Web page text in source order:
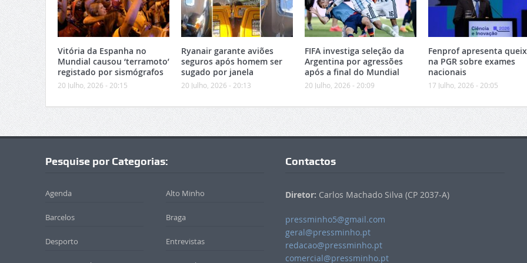
Vitória da Espanha no
Mundial causou ‘terramoto’
registado por sismógrafos
20 Julho, 2026 - 20:15
Ryanair garante aviões
seguros após homem ser
sugado por janela
20 Julho, 2026 - 20:13
FIFA investiga seleção da
Argentina por agressões
após a final do Mundial
20 Julho, 2026 - 20:09
Fenprof apresenta
na PGR sobre exames
nacionais
17 Julho, 2026 - 20:05
Pesquise por Categorias:
Agenda Alto Minho
Barcelos Braga
Desporto Entrevistas
Contactos
Diretor: Carlos Machado Silva (CP 2037-A)
pressminho5@gmail.com
geral@pressminho.pt
redacao@pressminho.pt
comercial@pressminho.pt